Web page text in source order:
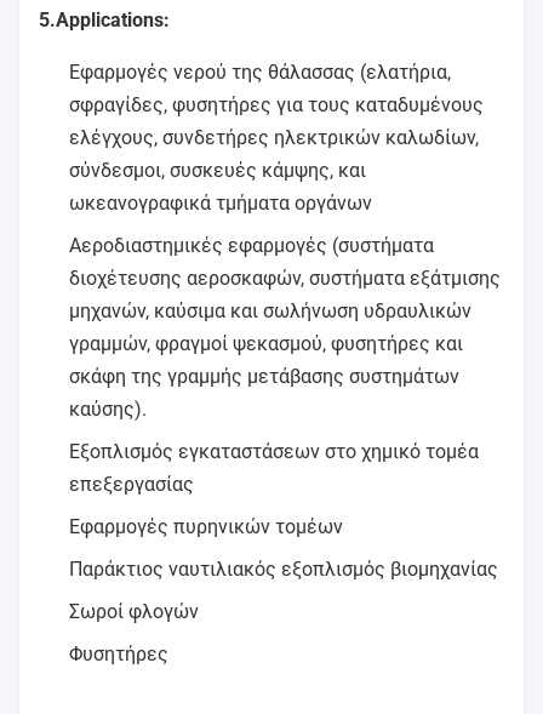
5.Applications:
Εφαρμογές νερού της θάλασσας (ελατήρια,
σφραγίδες, φυσητήρες για τους καταδυμένους
ελέγχους, συνδετήρες ηλεκτρικών καλωδίων,
σύνδεσμοι, συσκευές κάμψης, και
ωκεανογραφικά τμήματα οργάνων
Αεροδιαστημικές εφαρμογές (συστήματα
διοχέτευσης αεροσκαφών, συστήματα εξάτμισης
μηχανών, καύσιμα και σωλήνωση υδραυλικών
γραμμών, φραγμοί ψεκασμού, φυσητήρες και
σκάφη της γραμμής μετάβασης συστημάτων
καύσης).
Εξοπλισμός εγκαταστάσεων στο χημικό τομέα
επεξεργασίας
Εφαρμογές πυρηνικών τομέων
Παράκτιος ναυτιλιακός εξοπλισμός βιομηχανίας
Σωροί φλογών
Φυσητήρες